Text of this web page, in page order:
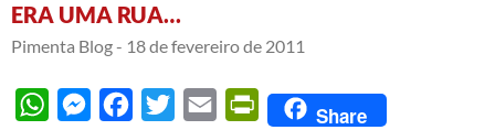
ERA UMA RUA…
Pimenta Blog - 18 de fevereiro de 2011
WhatsAppMessengerFacebook
Twitter Email PrintFriendly
Share